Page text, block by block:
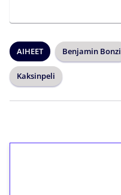
AIHEET Benjamin Bonzi
Kaksinpeli